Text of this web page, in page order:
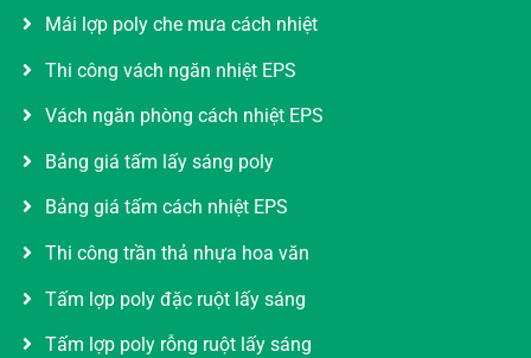
Mái lợp poly che mưa cách nhiệt
Thi công vách ngăn nhiệt EPS
Vách ngăn phòng cách nhiệt EPS
Bảng giá tấm lấy sáng poly
Bảng giá tấm cách nhiệt EPS
Thi công trần thả nhựa hoa văn
Tấm lợp poly đặc ruột lấy sáng
Tấm lợp poly rỗng ruột lấy sáng